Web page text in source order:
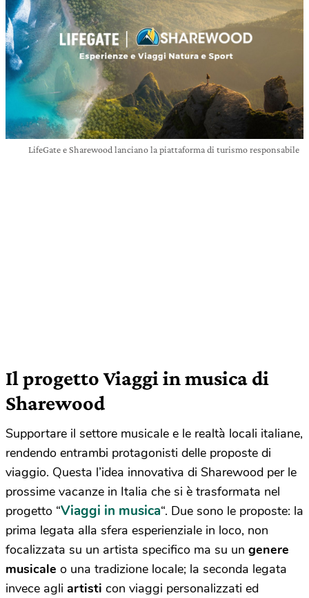
LifeGate e Sharewood lanciano la piattaforma di turismo responsabile
Il progetto Viaggi in musica di
Sharewood
Supportare il settore musicale e le realtà locali italiane,
rendendo entrambi protagonisti delle proposte di
viaggio. Questa l’idea innovativa di Sharewood per le
prossime vacanze in Italia che si è trasformata nel
progetto “Viaggi in musica“. Due sono le proposte: la
prima legata alla sfera esperienziale in loco, non
focalizzata su un artista specifico ma su un genere
musicale o una tradizione locale; la seconda legata
invece agli artisti con viaggi personalizzati ed